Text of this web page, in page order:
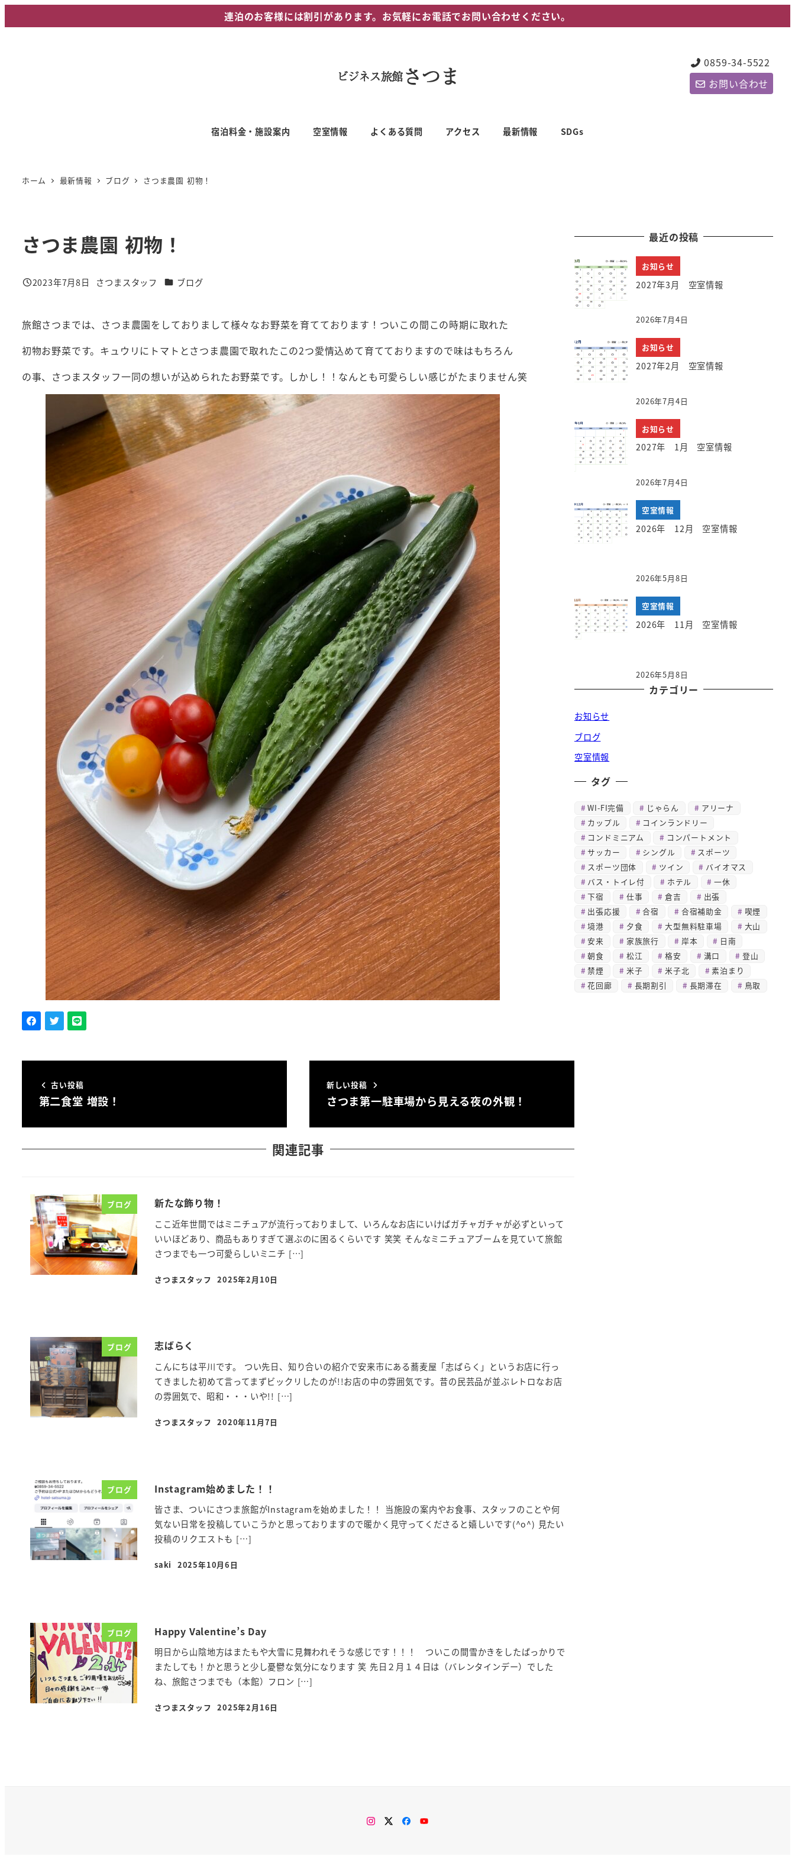
イ
連泊のお客様には割引があります。お気軽にお電話でお問い合わせください。
0859-34-5522
お問い合わせ
宿泊料金・施設案内 空室情報 よくある質問 アクセス 最新情報 SDGs
ホーム 最新情報 ブログ さつま農園 初物！
さつま農園 初物！
投稿日
2023年7月8日
著
さつまスタッフ カテゴリー
ブログ
旅館さつまでは、さつま農園をしておりまして様々なお野菜を育てております！ついこの間この時期に取れた
初物お野菜です。キュウリにトマトとさつま農園で取れたこの2つ愛情込めて育てておりますので味はもちろん
の事、さつまスタッフ一同の想いが込められたお野菜です。しかし！！なんとも可愛らしい感じがたまりません笑
古い投稿
第二食堂 増設！
新しい投稿
さつま第一駐車場から見える夜の外観！
関連記事
ブログ 新たな飾り物！
ここ近年世間ではミニチュアが流行っておりまして、いろんなお店にいけばガチャガチャが必ずといって
いいほどあり、商品もありすぎて選ぶのに困るくらいです 笑笑 そんなミニチュアブームを見ていて旅館
さつまでも一つ可愛らしいミニチ […]
さつまスタッフ
投稿日
2025年2月10日
ブログ 志ばらく
こんにちは平川です。 つい先日、知り合いの紹介で安来市にある蕎麦屋「志ばらく」というお店に行っ
てきました初めて言ってまずビックリしたのが!!お店の中の雰囲気です。昔の民芸品が並ぶレトロなお店
の雰囲気で、昭和・・・いや!! […]
さつまスタッフ
投稿日
2020年11月7日
ブログ Instagram始めました！！
皆さま、ついにさつま旅館がInstagramを始めました！！ 当施設の案内やお食事、スタッフのことや何
気ない日常を投稿していこうかと思っておりますので暖かく見守ってくださると嬉しいです(^o^) 見たい
投稿のリクエストも […]
saki
投稿日
2025年10月6日
ブログ Happy Valentine’s Day
明日から山陰地方はまたもや大雪に見舞われそうな感じです！！！ ついこの間雪かきをしたばっかりで
またしても！かと思うと少し憂鬱な気分になります 笑 先日２月１４日は（バレンタインデー）でした
ね、旅館さつまでも（本館）フロン […]
さつまスタッフ
投稿日
2025年2月16日
最近の投稿
お知らせ
2027年3月 空室情報
2026年7月4日
お知らせ
2027年2月 空室情報
2026年7月4日
お知らせ
2027年 1月 空室情報
2026年7月4日
空室情報
2026年 12月 空室情報
2026年5月8日
空室情報
2026年 11月 空室情報
2026年5月8日
カテゴリー
お知らせ
ブログ
空室情報
タグ
WI-FI完備 じゃらん
アリーナ
カップル
コインランドリー
コンドミニアム
コンパートメント
サッカー
シングル
スポーツ
スポーツ団体
ツイン
バイオマス
バス・トイレ付
ホテル
一休
下宿
仕事 倉吉
出張
出張応援
合宿 合宿補助金
喫煙
境港
夕食 大型無料駐車場
大山
安来
家族旅行 岸本
日南
朝食
松江 格安 溝口
登山
禁煙
米子 米子北
素泊まり
花回廊
長期割引 長期滞在 鳥取
Instagram
Twitter
Facebook
You